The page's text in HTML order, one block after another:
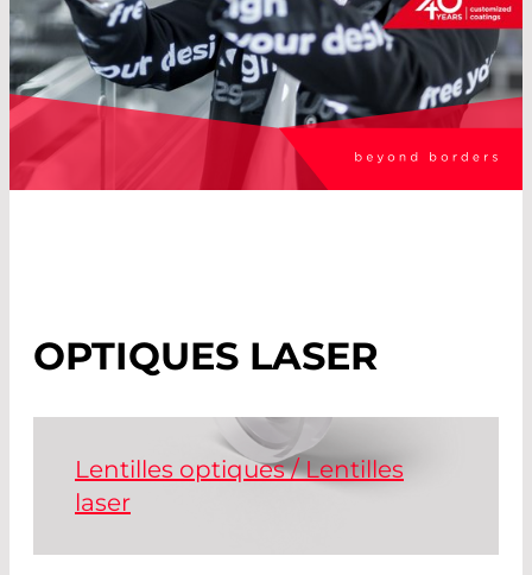
OPTIQUES LASER
Lentilles optiques / Lentilles
laser
Le substrat est le composant de base